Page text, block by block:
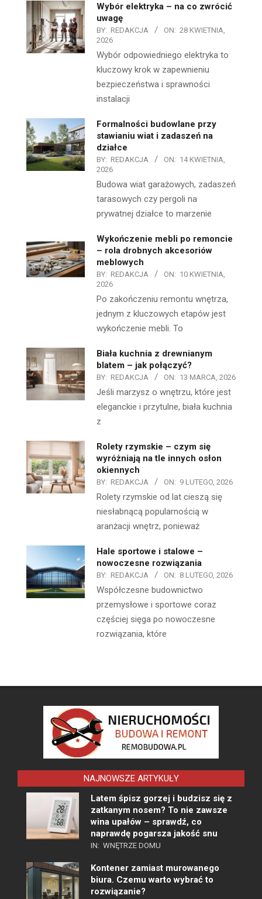
Wybór elektryka – na co zwrócić
uwagę
BY: REDAKCJA ON: 28 KWIETNIA,
2026
Wybór odpowiedniego elektryka to
kluczowy krok w zapewnieniu
bezpieczeństwa i sprawności
instalacji
Formalności budowlane przy
stawianiu wiat i zadaszeń na
działce
BY: REDAKCJA ON: 14 KWIETNIA,
2026
Budowa wiat garażowych, zadaszeń
tarasowych czy pergoli na
prywatnej działce to marzenie
Wykończenie mebli po remoncie
– rola drobnych akcesoriów
meblowych
BY: REDAKCJA ON: 10 KWIETNIA,
2026
Po zakończeniu remontu wnętrza,
jednym z kluczowych etapów jest
wykończenie mebli. To
Biała kuchnia z drewnianym
blatem – jak połączyć?
BY: REDAKCJA ON: 13 MARCA, 2026
Jeśli marzysz o wnętrzu, które jest
eleganckie i przytulne, biała kuchnia
z
Rolety rzymskie – czym się
wyróżniają na tle innych osłon
okiennych
BY: REDAKCJA ON: 9 LUTEGO, 2026
Rolety rzymskie od lat cieszą się
niesłabnącą popularnością w
aranżacji wnętrz, ponieważ
Hale sportowe i stalowe –
nowoczesne rozwiązania
BY: REDAKCJA ON: 8 LUTEGO, 2026
Współczesne budownictwo
przemysłowe i sportowe coraz
częściej sięga po nowoczesne
rozwiązania, które
NAJNOWSZE ARTYKUŁY
Latem śpisz gorzej i budzisz się z
zatkanym nosem? To nie zawsze
wina upałów – sprawdź, co
naprawdę pogarsza jakość snu
IN: WNĘTRZE DOMU
Kontener zamiast murowanego
biura. Czemu warto wybrać to
rozwiązanie?